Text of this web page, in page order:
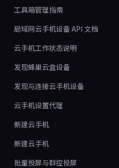
工具箱管理指南
局域网云手机设备 API 文档
云手机工作状态说明
发现蜂巢云盒设备
发现与连接云手机设备
云手机设置代理
新建云手机
新建云手机
批量投屏与群控投屏